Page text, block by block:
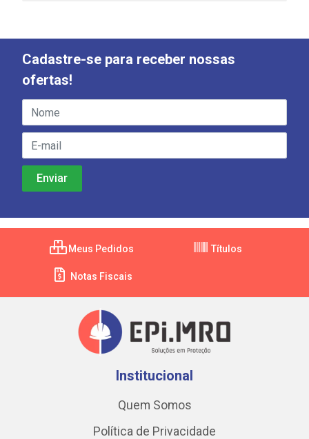
Cadastre-se para receber nossas
ofertas!
Meus Pedidos Títulos
Notas Fiscais
Institucional
Quem Somos
Política de Privacidade